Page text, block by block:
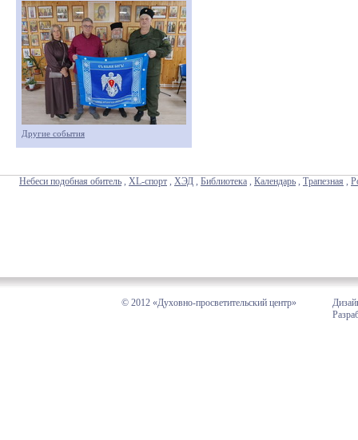
Другие события
Небеси подобная обитель , XL-спорт , ХЭД , Библиотека , Календарь , Трапезная ,
© 2012 «Духовно-просветительский центр»